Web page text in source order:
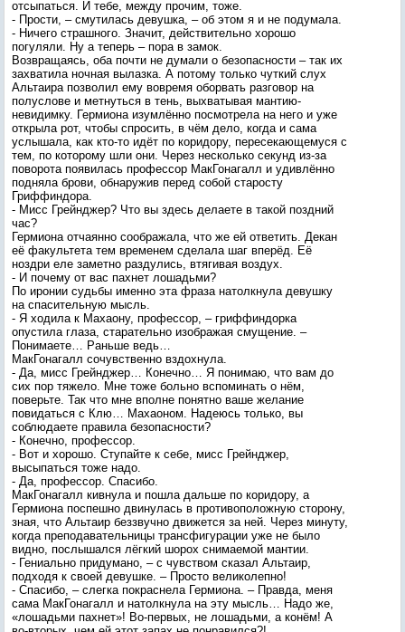
отсыпаться. И тебе, между прочим, тоже.
- Прости, – смутилась девушка, – об этом я и не подумала.
- Ничего страшного. Значит, действительно хорошо
погуляли. Ну а теперь – пора в замок.
Возвращаясь, оба почти не думали о безопасности – так их
захватила ночная вылазка. А потому только чуткий слух
Альтаира позволил ему вовремя оборвать разговор на
полуслове и метнуться в тень, выхватывая мантию-
невидимку. Гермиона изумлённо посмотрела на него и уже
открыла рот, чтобы спросить, в чём дело, когда и сама
услышала, как кто-то идёт по коридору, пересекающемуся с
тем, по которому шли они. Через несколько секунд из-за
поворота появилась профессор МакГонагалл и удивлённо
подняла брови, обнаружив перед собой старосту
Гриффиндора.
- Мисс Грейнджер? Что вы здесь делаете в такой поздний
час?
Гермиона отчаянно соображала, что же ей ответить. Декан
её факультета тем временем сделала шаг вперёд. Её
ноздри еле заметно раздулись, втягивая воздух.
- И почему от вас пахнет лошадьми?
По иронии судьбы именно эта фраза натолкнула девушку
на спасительную мысль.
- Я ходила к Махаону, профессор, – гриффиндорка
опустила глаза, старательно изображая смущение. –
Понимаете… Раньше ведь…
МакГонагалл сочувственно вздохнула.
- Да, мисс Грейнджер… Конечно… Я понимаю, что вам до
сих пор тяжело. Мне тоже больно вспоминать о нём,
поверьте. Так что мне вполне понятно ваше желание
повидаться с Клю… Махаоном. Надеюсь только, вы
соблюдаете правила безопасности?
- Конечно, профессор.
- Вот и хорошо. Ступайте к себе, мисс Грейнджер,
высыпаться тоже надо.
- Да, профессор. Спасибо.
МакГонагалл кивнула и пошла дальше по коридору, а
Гермиона поспешно двинулась в противоположную сторону,
зная, что Альтаир беззвучно движется за ней. Через минуту,
когда преподавательницы трансфигурации уже не было
видно, послышался лёгкий шорох снимаемой мантии.
- Гениально придумано, – с чувством сказал Альтаир,
подходя к своей девушке. – Просто великолепно!
- Спасибо, – слегка покраснела Гермиона. – Правда, меня
сама МакГонагалл и натолкнула на эту мысль… Надо же,
«лошадьми пахнет»! Во-первых, не лошадьми, а конём! А